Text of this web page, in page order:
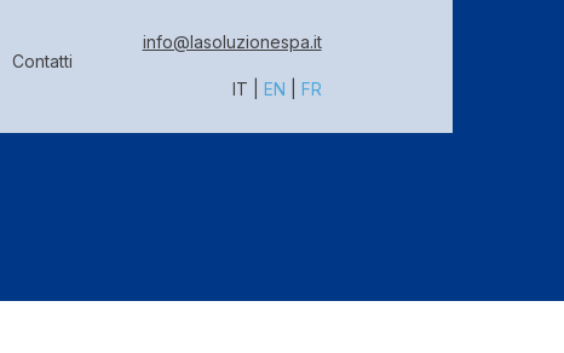
Contatti
info@lasoluzionespa.it
IT EN FR